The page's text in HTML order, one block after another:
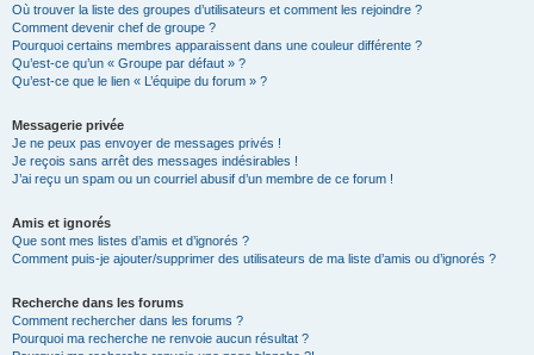
Où trouver la liste des groupes d’utilisateurs et comment les rejoindre ?
Comment devenir chef de groupe ?
Pourquoi certains membres apparaissent dans une couleur différente ?
Qu’est-ce qu’un « Groupe par défaut » ?
Qu’est-ce que le lien « L’équipe du forum » ?
Messagerie privée
Je ne peux pas envoyer de messages privés !
Je reçois sans arrêt des messages indésirables !
J’ai reçu un spam ou un courriel abusif d’un membre de ce forum !
Amis et ignorés
Que sont mes listes d’amis et d’ignorés ?
Comment puis-je ajouter/supprimer des utilisateurs de ma liste d’amis ou d’ignorés ?
Recherche dans les forums
Comment rechercher dans les forums ?
Pourquoi ma recherche ne renvoie aucun résultat ?